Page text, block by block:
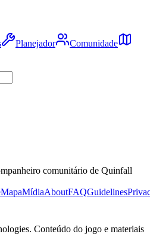
Planejador
Comunidade
comunitário de Quinfall
MapaMídiaAboutFAQGuidelines
Conteúdo do jogo e materiais